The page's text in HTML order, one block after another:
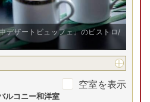
デザートビュッフェ」のビストロ/
空室を表示
ルコニー和洋室